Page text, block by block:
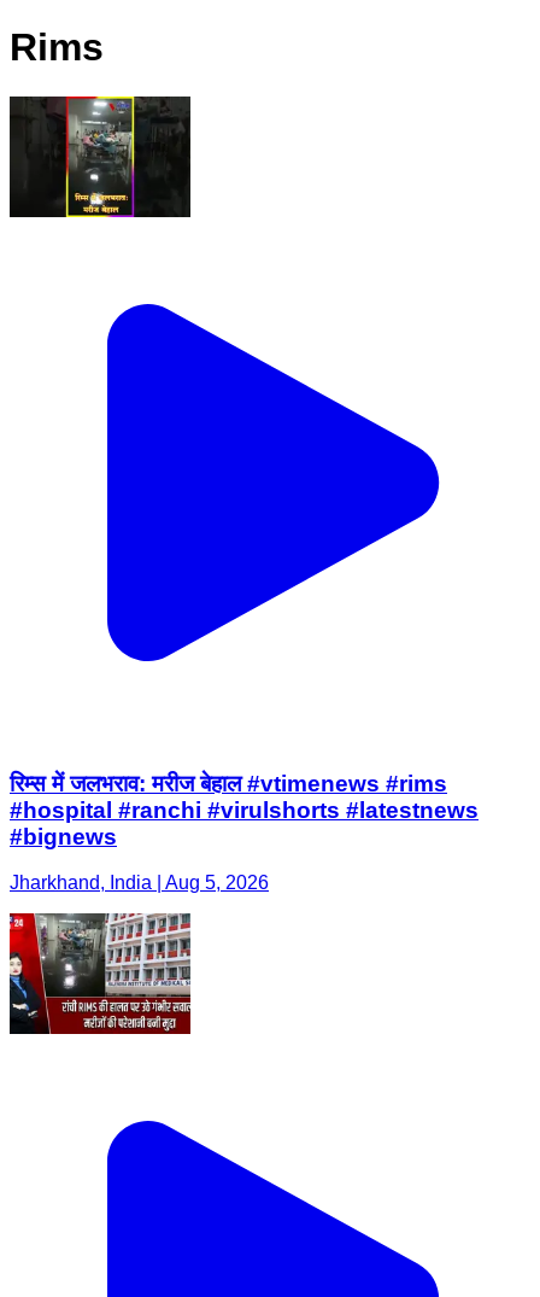
Rims
रिम्स में जलभराव: मरीज बेहाल #vtimenews #rims
#hospital #ranchi #virulshorts #latestnews
#bignews
Jharkhand, India | Aug 5, 2026